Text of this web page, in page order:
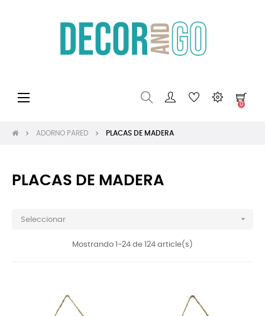
Navegación
☰
0
ADORNO PARED PLACAS DE MADERA
PLACAS DE MADERA
Seleccionar 
Mostrando 1-24 de 124 article(s)